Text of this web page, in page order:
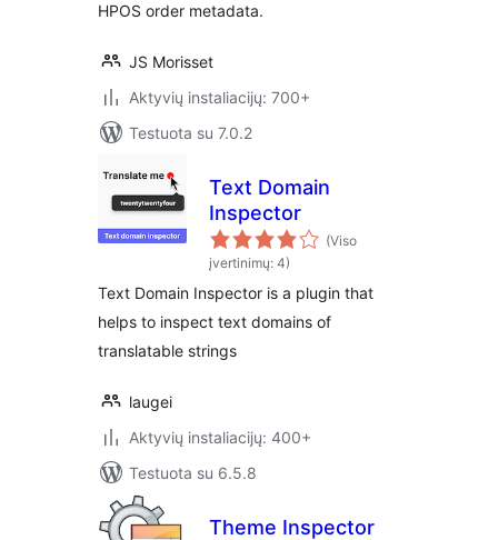
HPOS order metadata.
JS Morisset
Aktyvių instaliacijų: 700+
Testuota su 7.0.2
Text Domain
Inspector
(Viso
įvertinimų: 4)
Text Domain Inspector is a plugin that
helps to inspect text domains of
translatable strings
laugei
Aktyvių instaliacijų: 400+
Testuota su 6.5.8
Theme Inspector